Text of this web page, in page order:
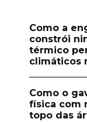
Como a
constrói
térmico
climáticos
Como o
física com
topo das